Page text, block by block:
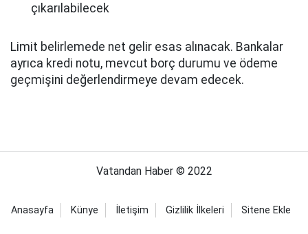
çıkarılabilecek
Limit belirlemede net gelir esas alınacak. Bankalar
ayrıca kredi notu, mevcut borç durumu ve ödeme
geçmişini değerlendirmeye devam edecek.
Vatandan Haber © 2022
Anasayfa Künye İletişim Gizlilik İlkeleri Sitene Ekle